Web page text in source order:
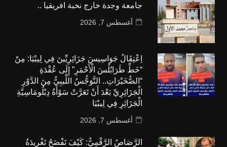
جامعة وجدة خارج نخبة افريقيا ..
أغسطس 7, 2026
اِعْتِقَالُ جَوَاسِيسَ جَزَائِرِيِّينَ فِي لِيبْيَا: مِنْ
“خَطِّ طَرَابُلُسَ الْأَحْمَرِ” إِلَى عُقْدَةِ
“الصُّخَيْرَاتِ.. التَّوَجُّسُ اللِّيبِيُّ مِنَ الدَّوْرِ
الْجَزَائِرِيِّ بَعْدَ أَنْ تَعَرَّتْ سَوْأَةُ دِبْلُومَاسِيَّةِ
الْجَزَائِرِ فِي لِيبْيَا
أغسطس 7, 2026
الرَّصَاصُ الرَّقْمِيُّ: كَيْفَ تَفْضَحُ تَغْرِيدَةُ